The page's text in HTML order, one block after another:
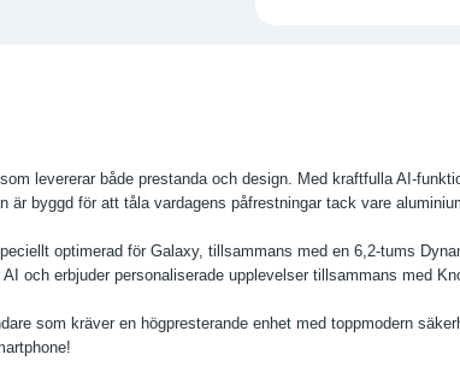
levererar både prestanda och design. Med kraftfulla AI-
är byggd för att tåla vardagens påfrestningar tack vare
optimerad för Galaxy, tillsammans med en 6,2-tums
och erbjuder personaliserade upplevelser tillsammans med
som kräver en högpresterande enhet med toppmodern